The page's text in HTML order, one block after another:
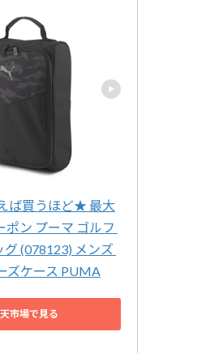
ば買うほど★ 最大
ポン プーマ ゴルフ
グ (078123) メンズ
ズケース PUMA
市場で見る